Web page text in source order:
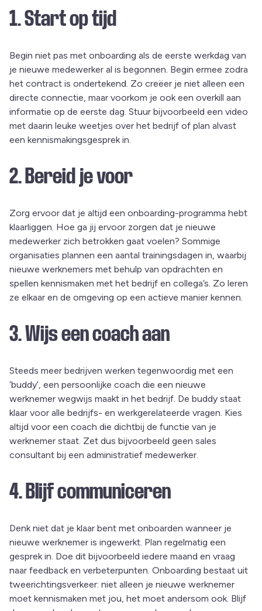
1. Start op tijd
Begin niet pas met onboarding als de eerste werkdag van
je nieuwe medewerker al is begonnen. Begin ermee zodra
het contract is ondertekend. Zo creëer je niet alleen een
directe connectie, maar voorkom je ook een overkill aan
informatie op de eerste dag. Stuur bijvoorbeeld een video
met daarin leuke weetjes over het bedrijf of plan alvast
een kennismakingsgesprek in.
2. Bereid je voor
Zorg ervoor dat je altijd een onboarding-programma hebt
klaarliggen. Hoe ga jij ervoor zorgen dat je nieuwe
medewerker zich betrokken gaat voelen? Sommige
organisaties plannen een aantal trainingsdagen in, waarbij
nieuwe werknemers met behulp van opdrachten en
spellen kennismaken met het bedrijf en collega’s. Zo leren
ze elkaar en de omgeving op een actieve manier kennen.
3. Wijs een coach aan
Steeds meer bedrijven werken tegenwoordig met een
‘buddy’, een persoonlijke coach die een nieuwe
werknemer wegwijs maakt in het bedrijf. De buddy staat
klaar voor alle bedrijfs- en werkgerelateerde vragen. Kies
altijd voor een coach die dichtbij de functie van je
werknemer staat. Zet dus bijvoorbeeld geen sales
consultant bij een administratief medewerker.
4. Blijf communiceren
Denk niet dat je klaar bent met onboarden wanneer je
nieuwe werknemer is ingewerkt. Plan regelmatig een
gesprek in. Doe dit bijvoorbeeld iedere maand en vraag
naar feedback en verbeterpunten. Onboarding bestaat uit
tweerichtingsverkeer: niet alleen je nieuwe werknemer
moet kennismaken met jou, het moet andersom ook. Blijf